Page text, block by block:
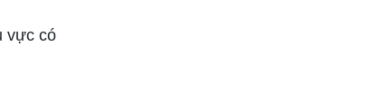
vực có